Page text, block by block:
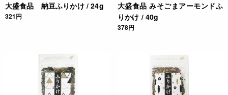
大盛食品 納豆ふりかけ / 24g
321円
大盛食品 みそごまアーモンドふ
りかけ / 40g
378円